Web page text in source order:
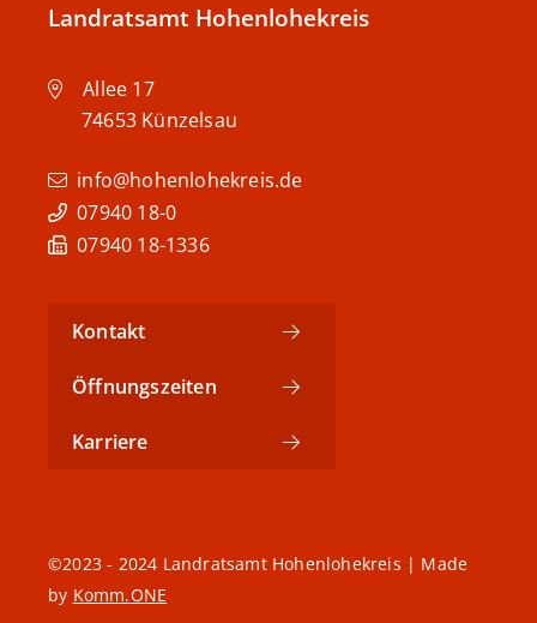
Landratsamt Hohenlohekreis
Allee 17
74653 Künzelsau
info@hohenlohekreis.de
07940 18-0
07940 18-1336
Kontakt
Öffnungszeiten
Karriere
©2023 - 2024 Landratsamt Hohenlohekreis | Made
by Komm.ONE